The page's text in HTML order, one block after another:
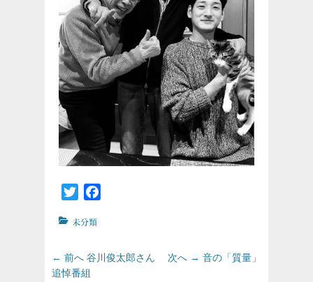
Twitter
カ
リ
ー
未分類
投
稿
← 前へ 前
の
谷川俊太郎さん
追悼番組
次へ → 次
音の「質量」